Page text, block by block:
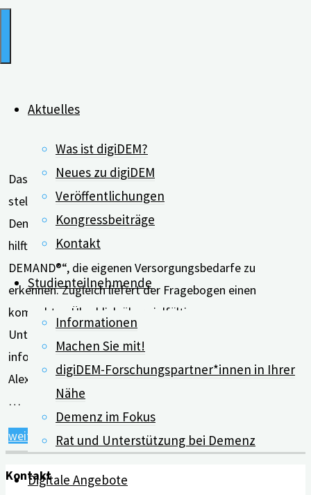
Aktuelles
Was ist digiDEM?
Neues zu digiDEM
Veröffentlichungen
Kongressbeiträge
Kontakt
Studienteilnehmende
Informationen
Machen Sie mit!
digiDEM-Forschungspartner*innen in Ihrer
Nähe
Demenz im Fokus
Rat und Unterstützung bei Demenz
Digitale Angebote
Das Digitale Demenzregister Bayern (digiDEM Bayern)
stellt ein neues digitales Angebot vor. Menschen mit
Demenz sowie ihren pflegenden An- und Zugehörigen
hilft der neue Online-Fragebogen „digiDEM Bayern
DEMAND®“, die eigenen Versorgungsbedarfe zu
erkennen. Zugleich liefert der Fragebogen einen
kompakten Überblick über vielfältige
Unterstützungsangebote, die passgenau
informieren. Die Wissenschaftler*innen der Friedrich-
Alexander-Universität Erlangen-Nürnberg (FAU) haben
…
weiterlesen"Wie
„DEMAND“
passgenau
Kontakt